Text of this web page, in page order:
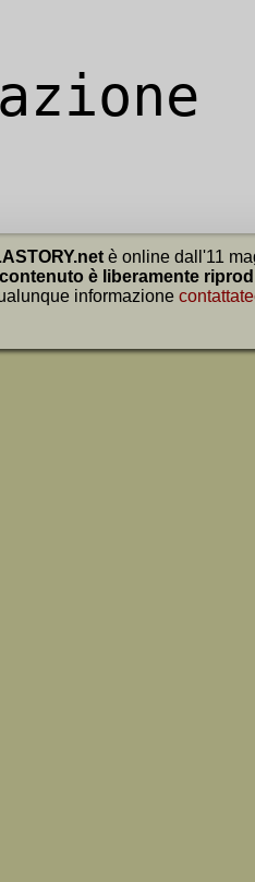
è online dall'11
è liberamente
informazione